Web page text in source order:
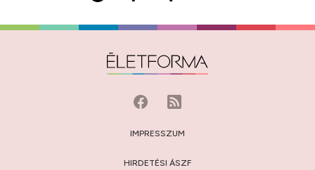
IMPRESSZUM
HIRDETÉSI ÁSZF